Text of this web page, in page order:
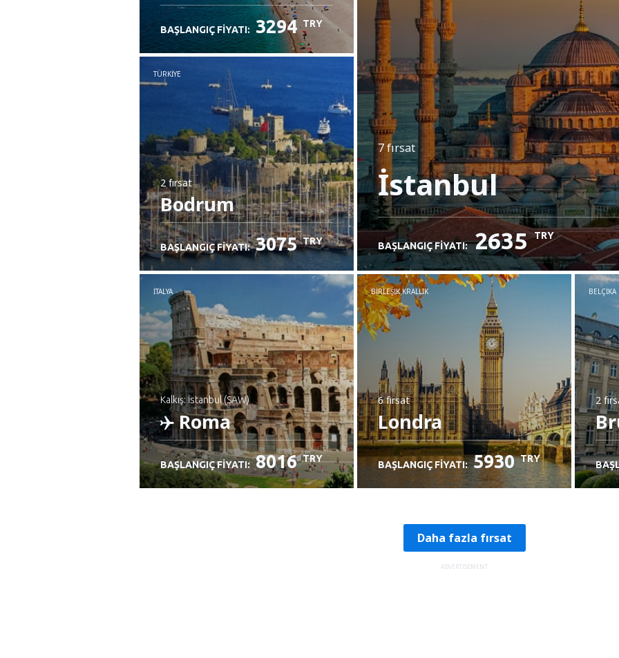
BAŞLANGIÇ FIYATI: 3294 TRY
7 fırsat
İstanbul
BAŞLANGIÇ FIYATI: 2635 TRY
TÜRKIYE
2 fırsat
Bodrum
BAŞLANGIÇ FIYATI: 3075 TRY
İTALYA
Kalkış: İstanbul (SAW)
Roma
BAŞLANGIÇ FIYATI: 8016 TRY
BIRLEŞIK KRALLIK
6 fırsat
Londra
BAŞLANGIÇ FIYATI: 5930 TRY
BELÇIKA
2
Daha fazla fırsat
ADVERTISEMENT